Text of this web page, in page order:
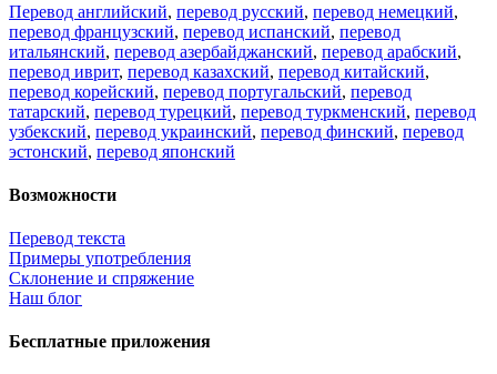
Перевод английский, перевод русский, перевод немецкий,
перевод французский, перевод испанский, перевод
итальянский, перевод азербайджанский, перевод арабский,
перевод иврит, перевод казахский, перевод китайский,
перевод корейский, перевод португальский, перевод
татарский, перевод турецкий, перевод туркменский, перевод
узбекский, перевод украинский, перевод финский, перевод
эстонский, перевод японский
Возможности
Перевод текста
Примеры употребления
Склонение и спряжение
Наш блог
Бесплатные приложения